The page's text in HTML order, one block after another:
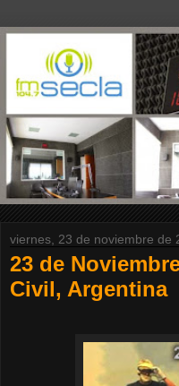
viernes, 23 de noviembre de
23 de
Civil, Argentina